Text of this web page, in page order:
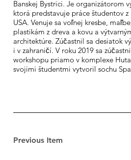
Previous Item
Banskej Bystrici. Je organizátorom
ktorá predstavuje práce študentov
USA. Venuje sa voľnej kresbe,
plastikám z dreva a kovu a
architektúre. Zúčastnil sa desiatok
i v zahraničí. V roku 2019 sa
workshopu priamo v komplexe
svojimi študentmi vytvoril sochu